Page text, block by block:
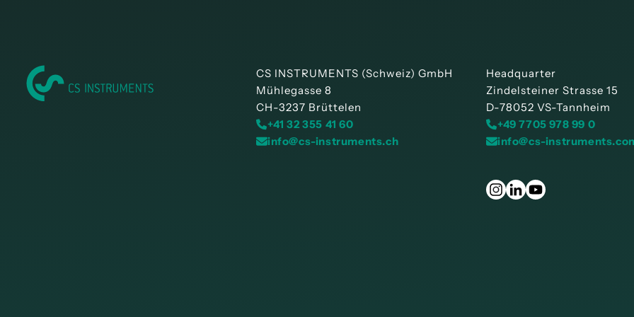
CS INSTRUMENTS (Schweiz) GmbH
Mühlegasse 8
CH-3237 Brüttelen
+41 32 355 41 60
info@cs-instruments.ch
Headquarter
Zindelsteiner Strasse 15
D-78052 VS-Tannheim
+49 7705 978 99 0
info@cs-